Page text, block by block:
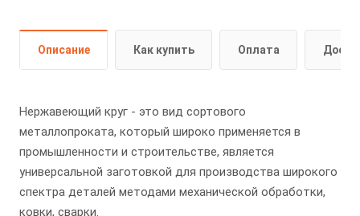
Описание Как купить Оплата
Нержавеющий круг - это вид сортового
металлопроката, который широко применяется в
промышленности и строительстве, является
универсальной заготовкой для производства широкого
спектра деталей методами механической обработки,
ковки, сварки.